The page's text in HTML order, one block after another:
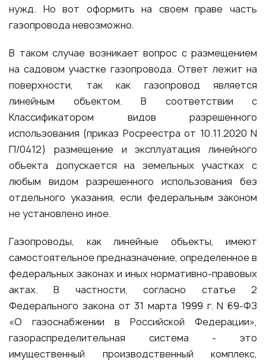
нужд. Но вот оформить на своем праве часть
газопровода невозможно.
В таком случае возникает вопрос с размещением
на садовом участке газопровода. Ответ лежит на
поверхности, так как газопровод является
линейным объектом. В соответствии с
Классификатором видов разрешенного
использования (приказ Росреестра от 10.11.2020 N
П/0412) размещение и эксплуатация линейного
объекта допускается на земельных участках с
любым видом разрешенного использования без
отдельного указания, если федеральным законом
не установлено иное.
Газопроводы, как линейные объекты, имеют
самостоятельное предназначение, определенное в
федеральных законах и иных нормативно-правовых
актах. В частности, согласно статье 2
Федерального закона от 31 марта 1999 г. N 69-ФЗ
«О газоснабжении в Российской Федерации»,
газораспределительная система - это
имущественный производственный комплекс,